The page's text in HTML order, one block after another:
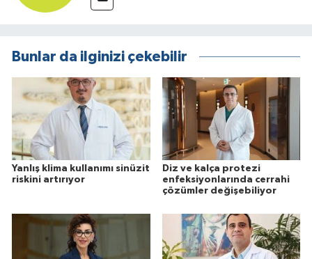
Bunlar da ilginizi çekebilir
Yanlış klima kullanımı sinüzit
riskini artırıyor
Diz ve kalça protezi
enfeksiyonlarında cerrahi
çözümler değişebiliyor